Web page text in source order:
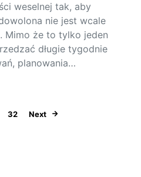
weselnej tak, aby
nie jest wcale
Mimo że to tylko jeden
długie tygodnie
planowania…
32 Next